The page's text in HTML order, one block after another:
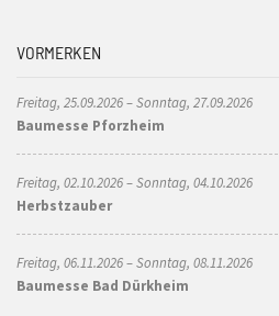
VORMERKEN
Freitag, 25.09.2026 – Sonntag, 27.09.2026
Baumesse Pforzheim
Freitag, 02.10.2026 – Sonntag, 04.10.2026
Herbstzauber
Freitag, 06.11.2026 – Sonntag, 08.11.2026
Baumesse Bad Dürkheim